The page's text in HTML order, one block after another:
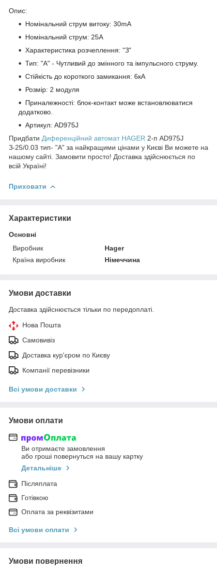
Опис:
Номінальний струм витоку: 30mA
Номінальний струм: 25А
Характеристика розчеплення: "З"
Тип: "А" - Чутливий до змінного та імпульсного струму.
Стійкість до короткого замикання: 6кА
Розмір: 2 модуля
Приналежності: блок-контакт може встановлюватися
додатково.
Артикул: AD975J
Придбати Диференційний автомат HAGER 2-п AD975J
З-25/0.03 тип- "А" за найкращими цінами у Києві Ви можете на
нашому сайті. Замовити просто! Доставка здійснюється по
всій Україні!
Приховати
Характеристики
Основні
Виробник
Hager
Країна виробник
Німеччина
Умови доставки
Доставка здійснюється тільки по передоплаті.
Нова Пошта
Самовивіз
Доставка кур'єром по Києву
Компанії перевізники
Всі умови доставки
Умови оплати
Ви отримаєте замовлення
або гроші повернуться на вашу картку
Детальніше
Післяплата
Готівкою
Оплата за реквізитами
Всі умови оплати
Умови повернення